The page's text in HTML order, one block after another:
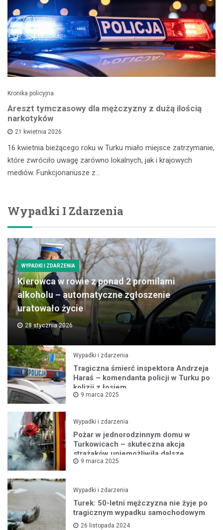
Kronika policyjna
Areszt tymczasowy dla mężczyzny z dużą ilością
narkotyków
21 kwietnia 2026
16 kwietnia bieżącego roku w Turku miało miejsce zatrzymanie,
które zwróciło uwagę zarówno lokalnych, jak i krajowych
mediów. Funkcjonariusze z…
Wypadki I Zdarzenia
WYPADKI I ZDARZENIA
Kierowca w rowie z ponad 2 promilami
alkoholu – automatyczne zgłoszenie
uratowało życie
28 stycznia 2026
Wypadki i zdarzenia
Tragiczna śmierć inspektora Andrzeja
Haraś – komendanta policji w Turku po
kolizji z łosiem
9 marca 2025
Wypadki i zdarzenia
Pożar w jednorodzinnym domu w
Turkowicach – skuteczna akcja
strażaków uniemożliwiła dalsze
rozprzestrzenianie się ognia
9 marca 2025
Wypadki i zdarzenia
Turek: 50-letni mężczyzna nie żyje po
tragicznym wypadku samochodowym
26 listopada 2024